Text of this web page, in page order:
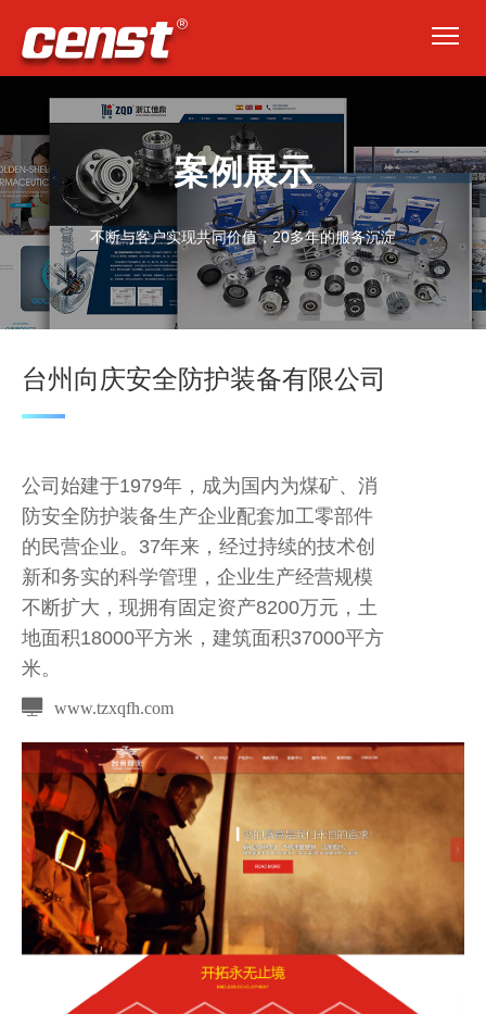

案例展示
不断与客户实现共同价值，20多年的服务沉淀
台州向庆安全防护装备有限公司
公司始建于1979年，成为国内为煤矿、消
防安全防护装备生产企业配套加工零部件
的民营企业。37年来，经过持续的技术创
新和务实的科学管理，企业生产经营规模
不断扩大，现拥有固定资产8200万元，土
地面积18000平方米，建筑面积37000平方
米。
www.tzxqfh.com